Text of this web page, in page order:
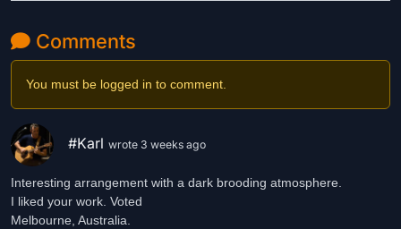
Comments
You must be logged in to comment.
#Karl wrote 3 weeks ago
Interesting arrangement with a dark brooding atmosphere.
I liked your work. Voted
Melbourne, Australia.